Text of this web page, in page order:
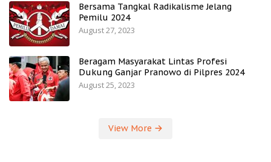
Bersama Tangkal Radikalisme Jelang
Pemilu 2024
August 27, 2023
Beragam Masyarakat Lintas Profesi
Dukung Ganjar Pranowo di Pilpres 2024
August 25, 2023
View More